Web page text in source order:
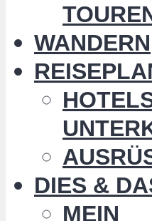
WANDERN
DIES &
MEIN